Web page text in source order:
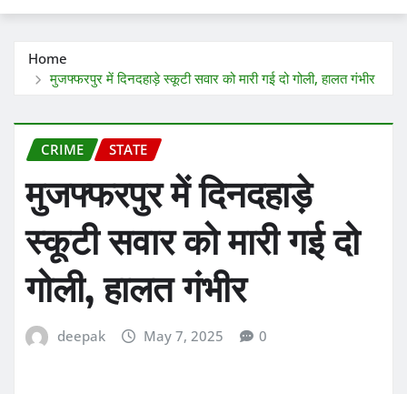
Home
मुजफ्फरपुर में दिनदहाड़े स्कूटी सवार को मारी गई दो गोली, हालत गंभीर
CRIME STATE
मुजफ्फरपुर में दिनदहाड़े
स्कूटी सवार को मारी गई दो
गोली, हालत गंभीर
deepak May 7, 2025 0